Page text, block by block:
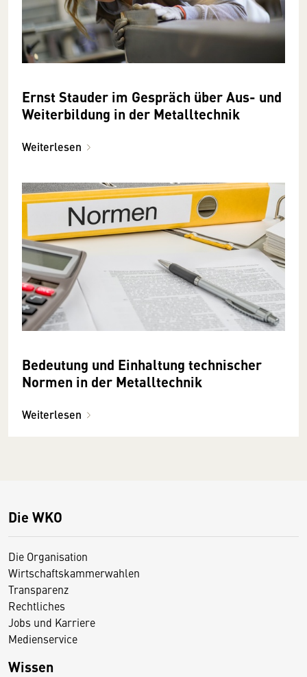
Ernst Stauder im Gespräch über Aus- und
Weiterbildung in der Metalltechnik
Weiterlesen
Bedeutung und Einhaltung technischer
Normen in der Metalltechnik
Weiterlesen
Die WKO
Die Organisation
Wirtschaftskammerwahlen
Transparenz
Rechtliches
Jobs und Karriere
Medienservice
Wissen